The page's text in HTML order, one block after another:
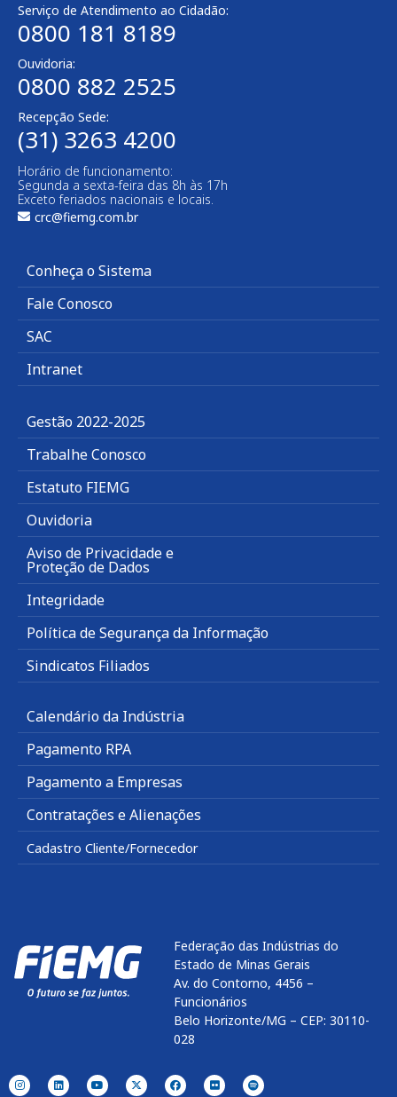
Serviço de Atendimento ao Cidadão:
0800 181 8189
Ouvidoria:
0800 882 2525
Recepção Sede:
(31) 3263 4200
Horário de funcionamento:
Segunda a sexta-feira das 8h às 17h
Exceto feriados nacionais e locais.
crc@fiemg.com.br
Conheça o Sistema
Fale Conosco
SAC
Intranet
Gestão 2022-2025
Trabalhe Conosco
Estatuto FIEMG
Ouvidoria
Aviso de Privacidade e
Proteção de Dados
Integridade
Política de Segurança da Informação
Sindicatos Filiados
Calendário da Indústria
Pagamento RPA
Pagamento a Empresas
Contratações e Alienações
Cadastro Cliente/Fornecedor
Federação das Indústrias do
Estado de Minas Gerais
Av. do Contorno, 4456 –
Funcionários
Belo Horizonte/MG – CEP: 30110-
028